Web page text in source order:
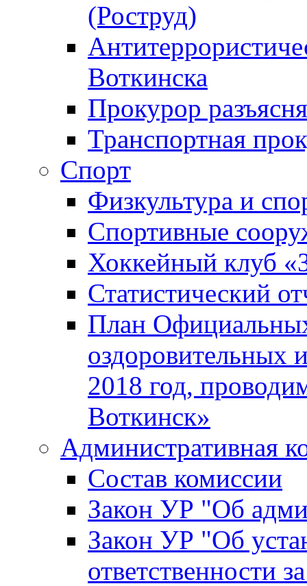
(Роструд)
Воткинска
Прокурор
Транспортная
Спорт
Физкультура и
Спортивные
Хоккейный клуб
Статистический
План
оздоровительных
2018 год,
Воткинск»
Административная
Состав комиссии
Закон УР "Об
Закон УР "Об
ответственности